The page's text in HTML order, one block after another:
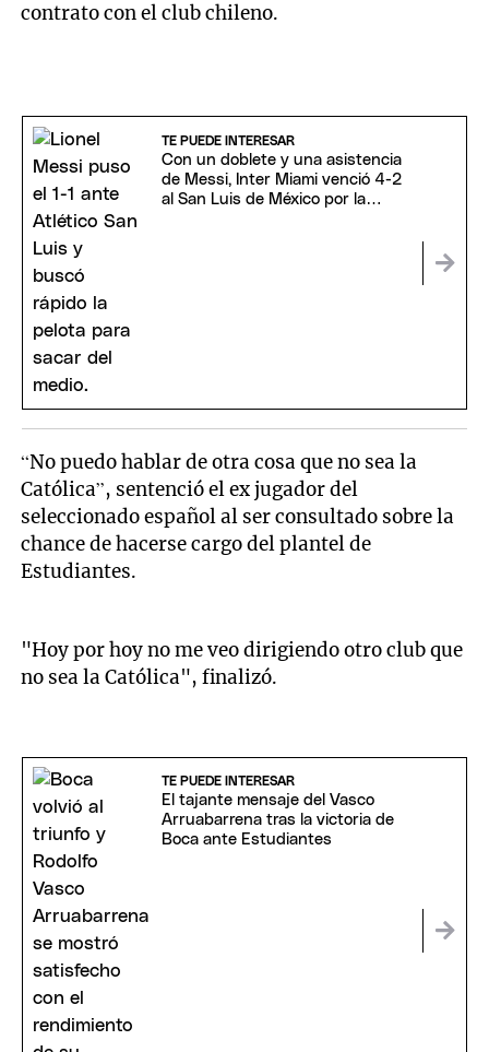
contrato con el club chileno.
TE PUEDE INTERESAR
Con un doblete y una asistencia
de Messi, Inter Miami venció 4-2
al San Luis de México por la
“No puedo hablar de otra cosa que no sea la
Católica”, sentenció el ex jugador del
seleccionado español al ser consultado sobre la
chance de hacerse cargo del plantel de
Estudiantes.
"Hoy por hoy no me veo dirigiendo otro club que
no sea la Católica", finalizó.
TE PUEDE INTERESAR
El tajante mensaje del Vasco
Arruabarrena tras la victoria de
Boca ante Estudiantes